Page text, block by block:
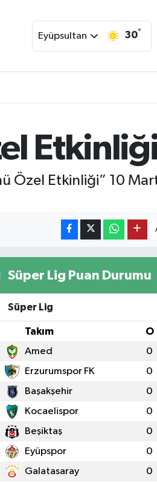
Eyüpsultan 30°
Özel Etkinliği” 10
Süper Lig Puan Durumu
Süper Lig
Takım O
Amed 0
Erzurumspor FK 0
Başakşehir 0
Kocaelispor 0
Beşiktaş 0
Eyüpspor 0
Galatasaray 0